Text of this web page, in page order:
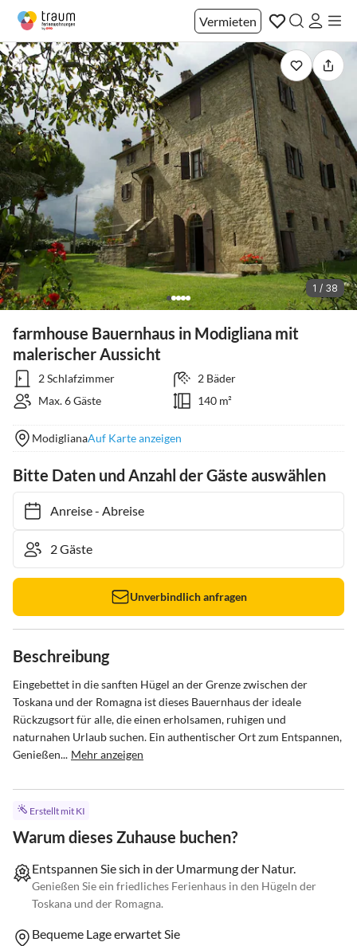
Vermieten
1 / 38
farmhouse Bauernhaus in Modigliana mit
malerischer Aussicht
2 Schlafzimmer
2 Bäder
Max. 6 Gäste
140 m²
ModiglianaAuf Karte anzeigen
Bitte Daten und Anzahl der Gäste auswählen
Anreise- Abreise
Unverbindlich anfragen
Beschreibung
Eingebettet in die sanften Hügel an der Grenze zwischen der
Toskana und der Romagna ist dieses Bauernhaus der ideale
Rückzugsort für alle, die einen erholsamen, ruhigen und
naturnahen Urlaub suchen. Ein authentischer Ort zum Entspannen,
Genießen... Mehr anzeigen
Erstellt mit KI
Warum dieses Zuhause buchen?
Entspannen Sie sich in der Umarmung der Natur.
Genießen Sie ein friedliches Ferienhaus in den Hügeln der
Toskana und der Romagna.
Bequeme Lage erwartet Sie